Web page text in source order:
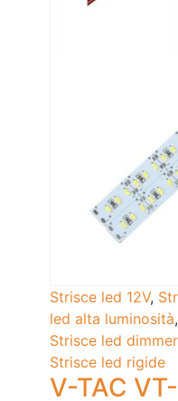
Strisce led 12V,
led alta luminosità,
Strisce led
Strisce led rigide
V-TAC VT-